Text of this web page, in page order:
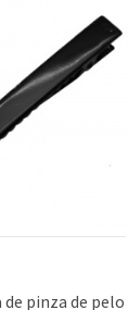
de pinza de pelo